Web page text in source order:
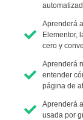
Aprenderá
Elementor,
cero y
Aprenderá
entender
página de
Aprenderá
usada por